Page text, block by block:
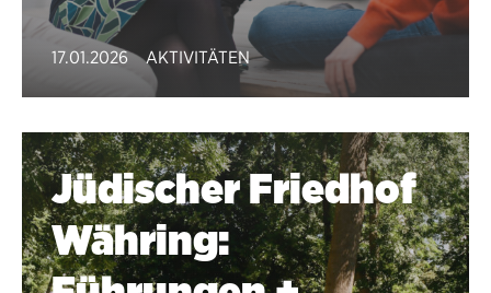
17.01.2026 AKTIVITÄTEN
Jüdischer Friedhof
Währing: